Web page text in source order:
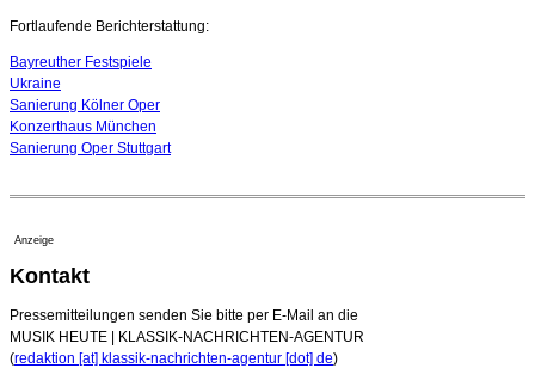
Quatuor Ebène wird mit Bremer Musikfest-Preis
04. August 2026 - 13:30 Uhr
Fortlaufende Berichterstattung:
Bayreuther Festspiele
Ukraine
Sanierung Kölner Oper
Konzerthaus München
Sanierung Oper Stuttgart
Anzeige
Kontakt
Pressemitteilungen senden Sie bitte per E-Mail an die
MUSIK HEUTE | KLASSIK-NACHRICHTEN-AGENTUR
(redaktion [at] klassik-nachrichten-agentur [dot] de)